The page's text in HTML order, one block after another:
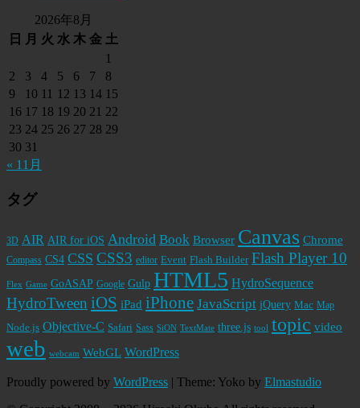
2026年8月
日 月 火 水 木 金 土
1
2
3 4 5 6 7
8
9
10 11 12 13 14 15
16 17 18 19 20 21 22
23 24 25 26 27 28 29
30 31
« 11月
タグ
3D AIR AIR for iOS Android Book Browser Canvas Chrome
Compass CS4 CSS CSS3 editor Event Flash Builder Flash Player 10
Flex Game GoASAP Google Gulp HTML5 HydroSequence
HydroTween iOS iPad iPhone JavaScript jQuery Mac Map
Node.js Objective-C Safari Sass SiON TextMate three.js tool topic video
web webcam WebGL WordPress
Proudly powered by WordPress | Theme: Yoko by Elmastudio